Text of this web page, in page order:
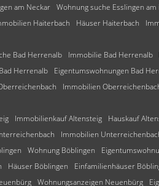
am Neckar Wohnung suche Esslingen am
Haiterbach Häuser Haiterbach
Bad Herrenalb Immobilie Bad Herrenalb
Herrenalb
Eigentumswohnungen Bad
Immobilien
Immobilienkauf Altensteig Hauskauf
Immobilien
Wohnung Böblingen
Häuser Böblingen Einfamilienhäuser
Wohnungsanzeigen Neuenbürg